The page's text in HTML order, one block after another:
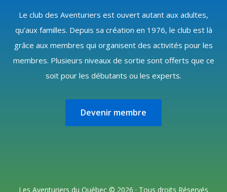
Le club des Aventuriers est ouvert autant aux adultes,
qu’aux familles. Depuis sa création en 1976, le club est là
grâce aux membres qui organisent des activités pour les
membres. Plusieurs niveaux de sortie sont offerts que ce
soit pour les débutants ou les experts.
Devenir membre
Les Aventuriers du Québec © 2026 · Tous droits Réservés